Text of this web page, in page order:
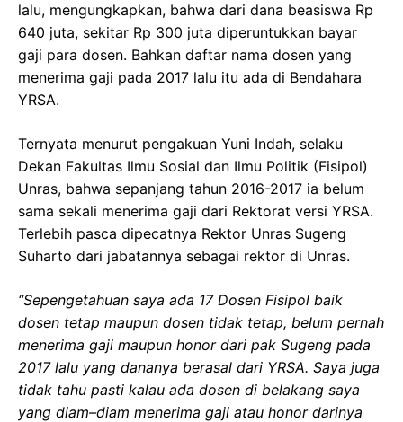
lalu, mengungkapkan, bahwa dari dana beasiswa Rp
640 juta, sekitar Rp 300 juta diperuntukkan bayar
gaji para dosen. Bahkan daftar nama dosen yang
menerima gaji pada 2017 lalu itu ada di Bendahara
YRSA.
Ternyata menurut pengakuan Yuni Indah, selaku
Dekan Fakultas Ilmu Sosial dan Ilmu Politik (Fisipol)
Unras, bahwa sepanjang tahun 2016-2017 ia belum
sama sekali menerima gaji dari Rektorat versi YRSA.
Terlebih pasca dipecatnya Rektor Unras Sugeng
Suharto dari jabatannya sebagai rektor di Unras.
“Sepengetahuan saya ada 17 Dosen Fisipol baik
dosen tetap maupun dosen tidak tetap, belum pernah
menerima gaji maupun honor dari pak Sugeng pada
2017 lalu yang dananya berasal dari YRSA. Saya juga
tidak tahu pasti kalau ada dosen di belakang saya
yang diam–diam menerima gaji atau honor darinya